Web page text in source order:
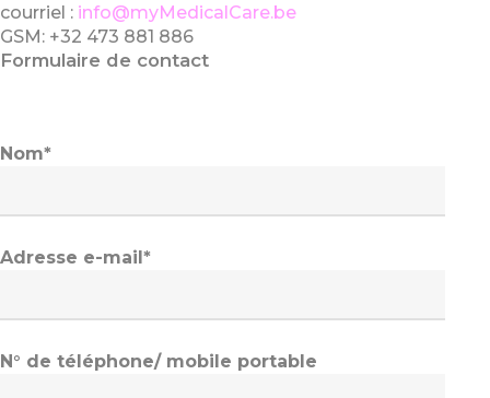
courriel : info@myMedicalCare.be
GSM: +32 473 881 886
Formulaire de contact
Nom*
Adresse e-mail*
N° de téléphone/ mobile portable